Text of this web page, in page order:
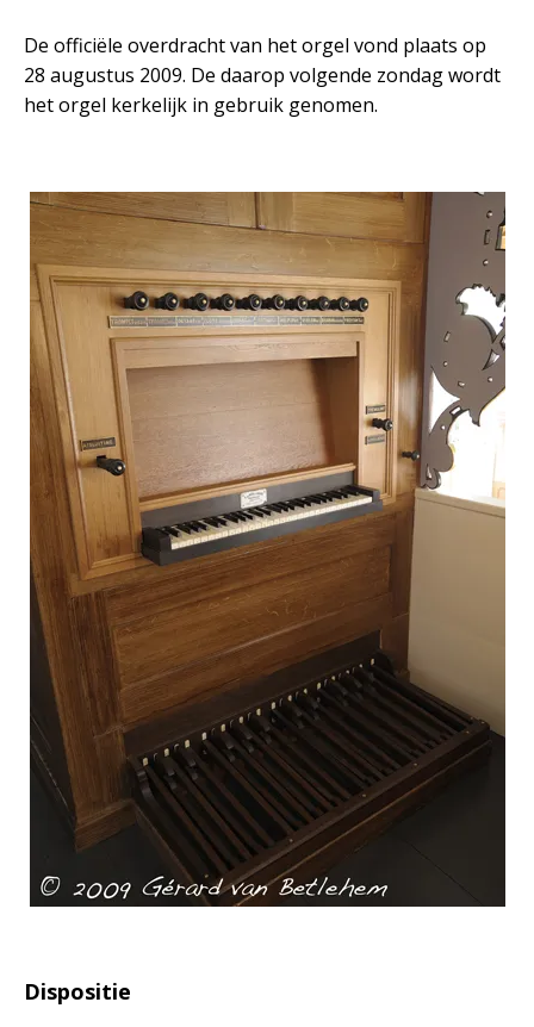
De officiële overdracht van het orgel vond plaats op
28 augustus 2009. De daarop volgende zondag wordt
het orgel kerkelijk in gebruik genomen.
Dispositie